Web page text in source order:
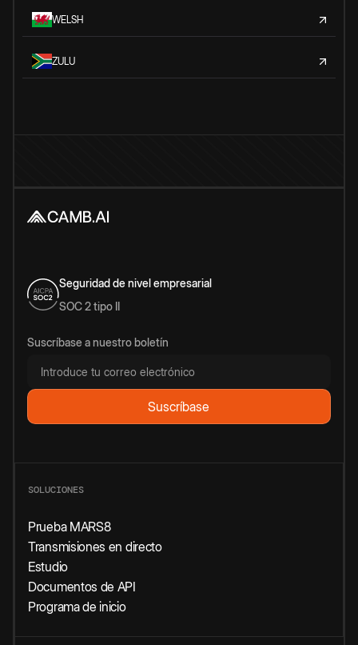
WELSH
ZULU
Seguridad de nivel empresarial
SOC 2 tipo II
Suscríbase a nuestro boletín
SOLUCIONES
Prueba MARS8
Transmisiones en directo
Estudio
Documentos de API
Programa de inicio